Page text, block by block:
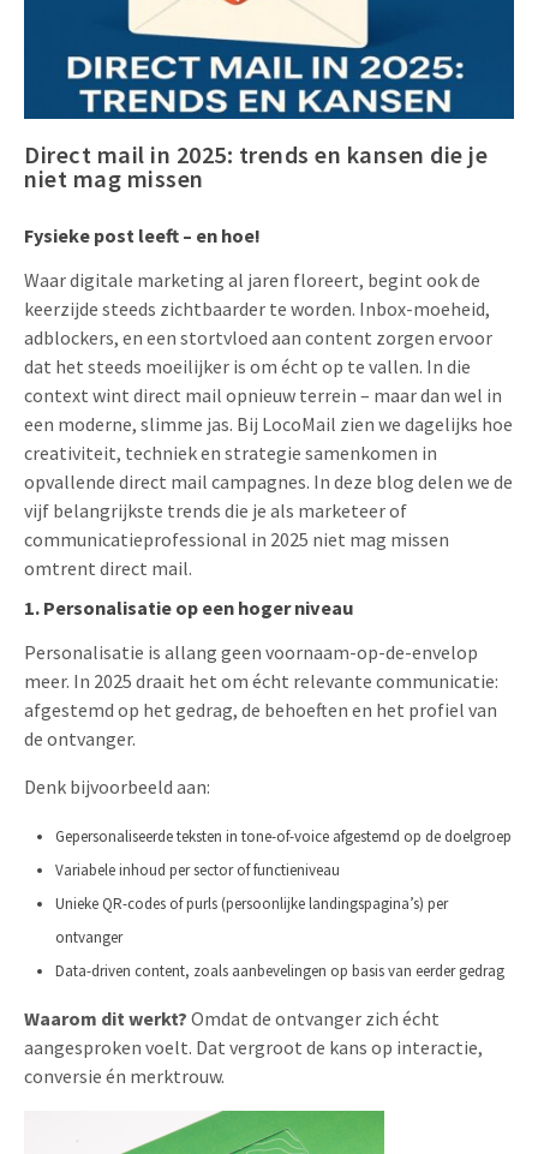
Direct mail in 2025: trends en kansen die je
niet mag missen
Fysieke post leeft – en hoe!
Waar digitale marketing al jaren floreert, begint ook de
keerzijde steeds zichtbaarder te worden. Inbox-moeheid,
adblockers, en een stortvloed aan content zorgen ervoor
dat het steeds moeilijker is om écht op te vallen. In die
context wint direct mail opnieuw terrein – maar dan wel in
een moderne, slimme jas. Bij LocoMail zien we dagelijks hoe
creativiteit, techniek en strategie samenkomen in
opvallende direct mail campagnes. In deze blog delen we de
vijf belangrijkste trends die je als marketeer of
communicatieprofessional in 2025 niet mag missen
omtrent direct mail.
1. Personalisatie op een hoger niveau
Personalisatie is allang geen voornaam-op-de-envelop
meer. In 2025 draait het om écht relevante communicatie:
afgestemd op het gedrag, de behoeften en het profiel van
de ontvanger.
Denk bijvoorbeeld aan:
Gepersonaliseerde teksten in tone-of-voice afgestemd op de doelgroep
Variabele inhoud per sector of functieniveau
Unieke QR-codes of purls (persoonlijke landingspagina’s) per
ontvanger
Data-driven content, zoals aanbevelingen op basis van eerder gedrag
Waarom dit werkt? Omdat de ontvanger zich écht
aangesproken voelt. Dat vergroot de kans op interactie,
conversie én merktrouw.
Geluidskaarten
Lenticular Cards
Tabkaarten
Budget kaarten
Andere opvallende mailings
Alle producten
Automotive Marketing
Non-profit Marketing
Marketing voor Scholen
Horeca Marketing
Food Marketing
Uitnodigingen
Product Introductie
Kalender maken
Klantenbinding
Over Ons
Vacatures
Contactgegevens
Brochure downloaden